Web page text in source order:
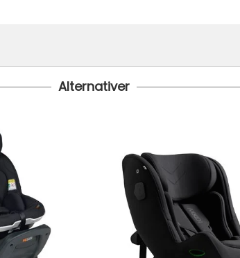
deg og avsendt så snart den kommer inn til
fra bestilling til levering.
Alternativer